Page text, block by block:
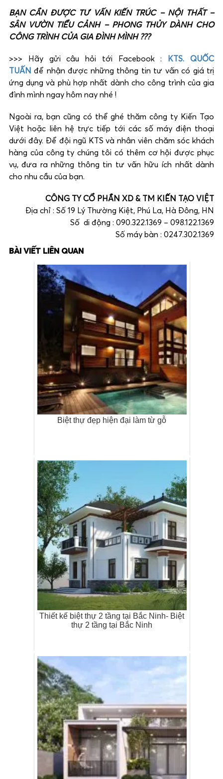
BẠN CẦN ĐƯỢC TƯ VẤN KIẾN TRÚC – NỘI THẤT –
SÂN VƯỜN TIỂU CẢNH – PHONG THỦY DÀNH CHO
CÔNG TRÌNH CỦA GIA ĐÌNH MÌNH ???
>>> Hãy gửi câu hỏi tới Facebook :
KTS. QUỐC
TUẤN để nhận được những thông tin tư vấn có giá trị
ứng dụng và phù hợp nhất dành cho công trình của gia
đình mình ngay hôm nay nhé !
Ngoài ra, bạn cũng có thể ghé thăm công ty Kiến Tạo
Việt hoặc liên hệ trực tiếp tới các số máy điện thoại
dưới đây. Để đội ngũ KTS và nhân viên chăm sóc khách
hàng của công ty chúng tôi có thêm cơ hội được phục
vụ, đưa ra những thông tin tư vấn hữu ích nhất dành
cho nhu cầu của bạn.
CÔNG TY CỔ PHẦN XD & TM KIẾN TẠO VIỆT
Địa chỉ : Số 19 Lý Thường Kiệt, Phú La, Hà Đông, HN
Số di động : 090.322.1369 – 098.122.1369
Số máy bàn : 0247.302.1369
BÀI VIẾT LIÊN QUAN
Biệt thự đẹp hiện đại làm từ gỗ
Thiết kế biệt thự 2 tầng tại Bắc Ninh- Biệt
thự 2 tầng tại Bắc Ninh